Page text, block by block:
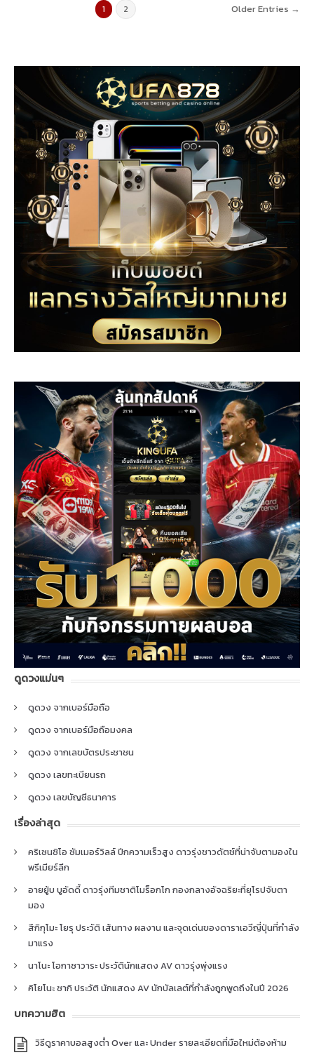
1 2 Older Entries →
ดูดวงแม่นๆ
ดูดวง จากเบอร์มือถือ
ดูดวง จากเบอร์มือถือมงคล
ดูดวง จากเลขบัตรประชาชน
ดูดวง เลขทะเบียนรถ
ดูดวง เลขบัญชีธนาคาร
เรื่องล่าสุด
คริเซนซิโอ ซัมเมอร์วิลล์ ปีกความเร็วสูง ดาวรุ่งชาวดัตช์ที่น่าจับตามองใน
พรีเมียร์ลีก
อายยู้บ บูอัดดี้ ดาวรุ่งทีมชาติโมร็อกโก กองกลางอัจฉริยะที่ยุโรปจับตา
มอง
สึกิกุโมะ โยรุ ประวัติ เส้นทาง ผลงาน และจุดเด่นของดาราเอวีญี่ปุ่นที่กำลัง
มาแรง
นาโนะ โอกาซาวาระ ประวัตินักแสดง AV ดาวรุ่งพุ่งแรง
คิโยโนะ ซากิ ประวัติ นักแสดง AV นักบัลเลต์ที่กำลังถูกพูดถึงในปี 2026
บทความฮิต
วิธีดูราคาบอลสูงต่ำ Over และ Under รายละเอียดที่มือใหม่ต้องห้าม